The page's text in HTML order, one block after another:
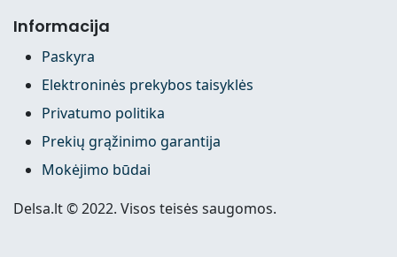
Informacija
Paskyra
Elektroninės prekybos taisyklės
Privatumo politika
Prekių grąžinimo garantija
Mokėjimo būdai
Delsa.lt © 2022. Visos teisės saugomos.